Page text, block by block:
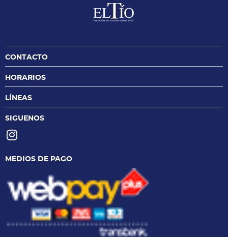
CONTACTO
HORARIOS
LÍNEAS
SIGUENOS
MEDIOS DE PAGO